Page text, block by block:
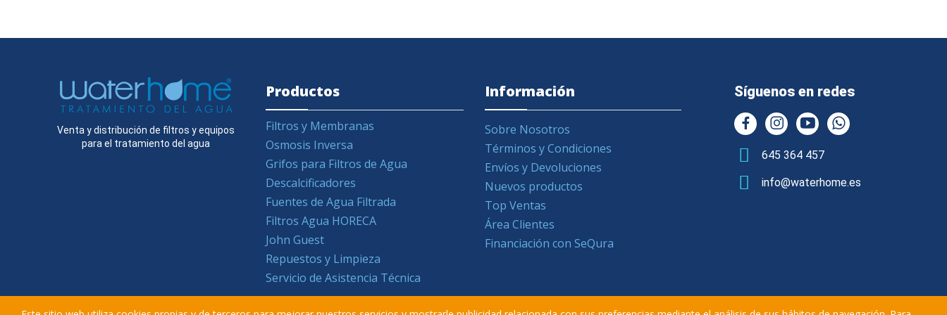
Venta y distribución de filtros y equipos
para el tratamiento del agua
Productos
Filtros y Membranas
Osmosis Inversa
Grifos para Filtros de Agua
Descalcificadores
Fuentes de Agua Filtrada
Filtros Agua HORECA
John Guest
Repuestos y Limpieza
Servicio de Asistencia Técnica
Información
Sobre Nosotros
Términos y Condiciones
Envíos y Devoluciones
Nuevos productos
Top Ventas
Área Clientes
Financiación con SeQura
Síguenos en redes
645 364 457
info@waterhome.es